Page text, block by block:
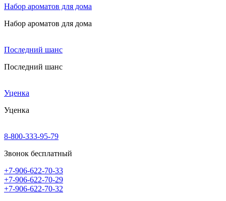
Набор ароматов для дома
Набор ароматов для дома
Последний шанс
Последний шанс
Уценка
Уценка
8-800-333-95-79
Звонок бесплатный
+7-906-622-70-33
+7-906-622-70-29
+7-906-622-70-32